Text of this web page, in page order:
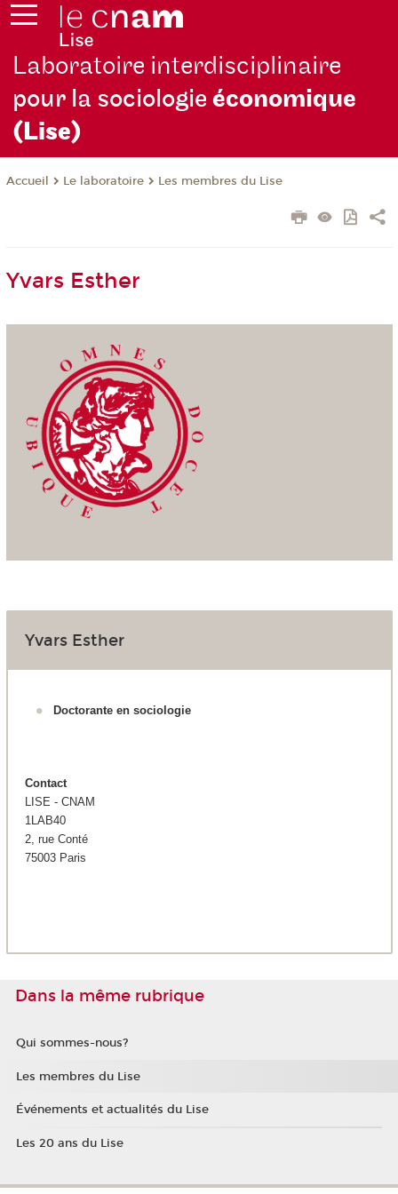
Laboratoire interdisciplinaire
pour la sociologieéconomique
(Lise)
Accueil Le laboratoire Les membres du Lise
Yvars Esther
Yvars Esther
Doctorante en sociologie
Contact
LISE - CNAM
1LAB40
2, rue Conté
75003 Paris
Dans la même rubrique
Qui sommes-nous?
Les membres du Lise
Événements et actualités du Lise
Les 20 ans du Lise